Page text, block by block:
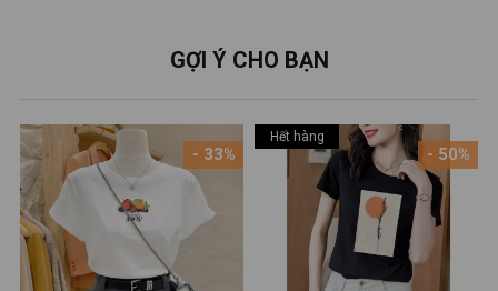
GỢI Ý CHO BẠN
- 33% - 50%
Hết hàng